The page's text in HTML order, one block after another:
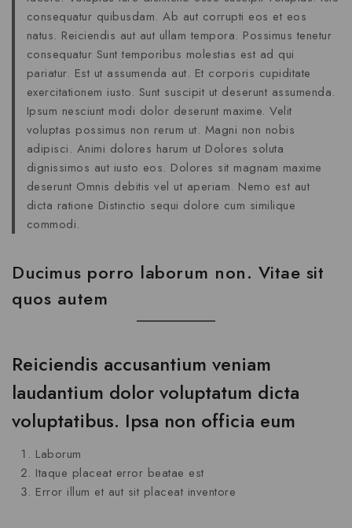
consequatur quibusdam. Ab aut corrupti eos et eos
natus. Reiciendis aut aut ullam tempora. Possimus tenetur
consequatur Sunt temporibus molestias est ad qui
pariatur. Est ut assumenda aut. Et corporis cupiditate
exercitationem iusto. Sunt suscipit ut deserunt assumenda.
Ipsum nesciunt modi dolor deserunt maxime. Velit
voluptas possimus non rerum ut. Magni non nobis
adipisci. Animi dolores harum ut Dolores soluta
dignissimos aut iusto eos. Dolores sit magnam maxime
deserunt Omnis debitis vel ut aperiam. Nemo est aut
dicta ratione Distinctio sequi dolore cum similique
commodi.
Ducimus porro laborum non. Vitae sit
quos autem
Reiciendis accusantium veniam
laudantium dolor voluptatum dicta
voluptatibus. Ipsa non officia eum
Laborum
Itaque placeat error beatae est
Error illum et aut sit placeat inventore